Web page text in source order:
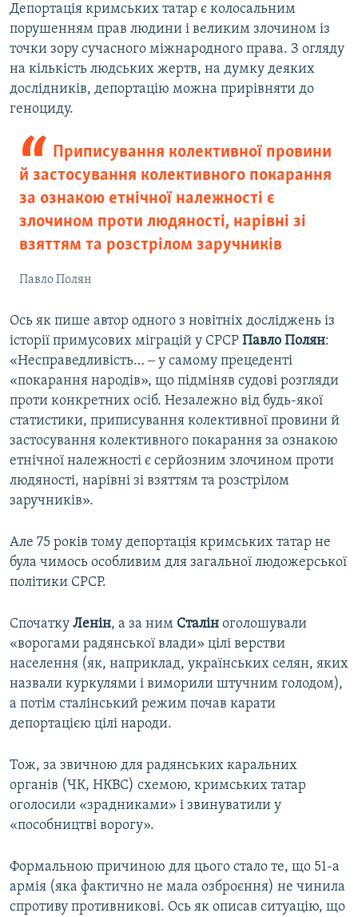
Депортація кримських татар є колосальним
порушенням прав людини і великим злочином із
точки зору сучасного міжнародного права. З огляду
на кількість людських жертв, на думку деяких
дослідників, депортацію можна прирівняти до
геноциду.
Приписування колективної провини
й застосування колективного покарання
за ознакою етнічної належності є
злочином проти людяності, нарівні зі
взяттям та розстрілом заручників
Павло Полян
Ось як пише автор одного з новітніх досліджень із
історії примусових міграцій у СРСР Павло Полян:
«Несправедливість… ‒ у самому прецеденті
«покарання народів», що підміняв судові розгляди
проти конкретних осіб. Незалежно від будь-якої
статистики, приписування колективної провини й
застосування колективного покарання за ознакою
етнічної належності є серйозним злочином проти
людяності, нарівні зі взяттям та розстрілом
заручників».
Але 75 років тому депортація кримських татар не
була чимось особливим для загальної людожерської
політики СРСР.
Спочатку Ленін, а за ним Сталін оголошували
«ворогами радянської влади» цілі верстви
населення (як, наприклад, українських селян, яких
назвали куркулями і виморили штучним голодом),
а потім сталінський режим почав карати
депортацією цілі народи.
Тож, за звичною для радянських каральних
органів (ЧК, НКВС) схемою, кримських татар
оголосили «зрадниками» і звинуватили у
«пособництві ворогу».
Формальною причиною для цього стало те, що 51-а
армія (яка фактично не мала озброєння) не чинила
спротиву противникові. Ось як описав ситуацію, що